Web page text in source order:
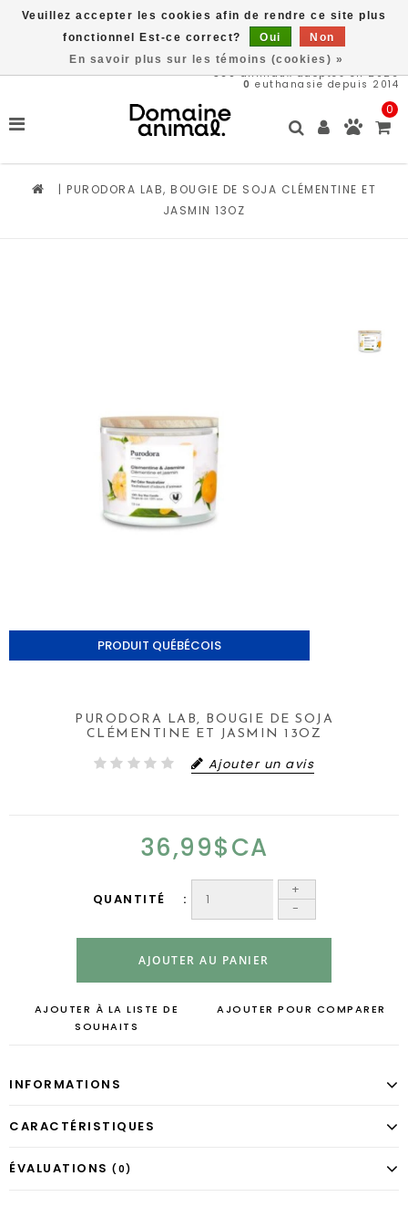
569animaux adoptés en 2026
0 euthanasie depuis 2014
0
|PURODORA LAB, BOUGIE DE SOJA CLÉMENTINE ET
JASMIN 13OZ
PRODUIT QUÉBÉCOIS
PURODORA LAB, BOUGIE DE SOJA
CLÉMENTINE ET JASMIN 13OZ
Ajouter un avis
36,99$CA
QUANTITÉ
+
-
AJOUTER AU PANIER
AJOUTER À LA LISTE DE
SOUHAITS
AJOUTER POUR COMPARER
INFORMATIONS
CARACTÉRISTIQUES
ÉVALUATIONS (0)
Veuillez accepter les cookies afin de rendre ce site plus
fonctionnel Est-ce correct?
Oui
Non
En savoir plus sur les témoins (cookies) »
Livraison gratuite à partir de 89$*